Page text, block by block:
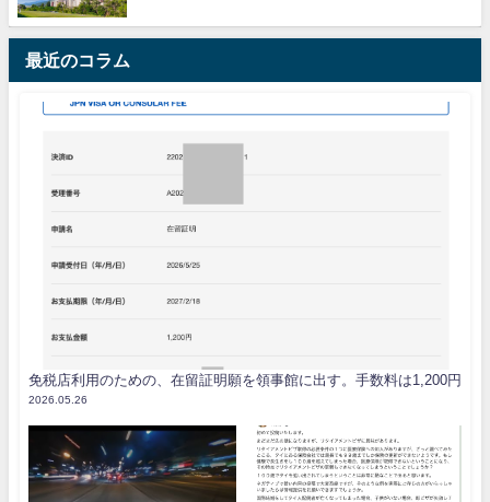
最近のコラム
免税店利用のための、在留証明願を領事館に出す。手数料は1,200円
2026.05.26